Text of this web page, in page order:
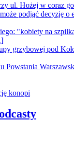
ul. Hożej w coraz
podjąć decyzję
"kobiety na
grzybowej pod
Powstania
konopi